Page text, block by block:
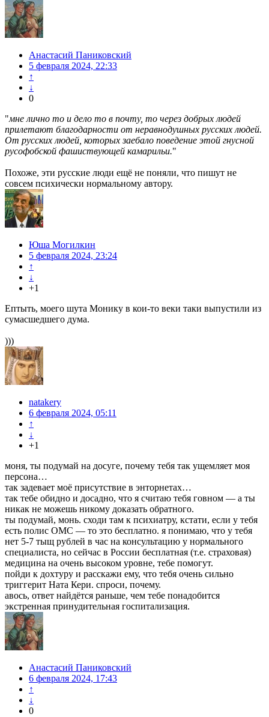
Анастасий Паниковский
5 февраля 2024, 22:33
↑
↓
0
"мне лично то и дело то в почту, то через добрых людей
прилетают благодарности от неравнодушных русских людей.
От русских людей, которых заебало поведение этой гнусной
русофобской фашиствующей камарильи."
Похоже, эти русские люди ещё не поняли, что пишут не
совсем психически нормальному автору.
Юша Могилкин
5 февраля 2024, 23:24
↑
↓
+1
Ептыть, моего шута Монику в кои-то веки таки выпустили из
сумасшедшего дума.
)))
natakery
6 февраля 2024, 05:11
↑
↓
+1
моня, ты подумай на досуге, почему тебя так ущемляет моя
персона…
так задевает моё присутствие в энторнетах…
так тебе обидно и досадно, что я считаю тебя говном — а ты
никак не можешь никому доказать обратного.
ты подумай, монь. сходи там к психиатру, кстати, если у тебя
есть полис ОМС — то это бесплатно. я понимаю, что у тебя
нет 5-7 тыщ рублей в час на консультацию у нормального
специалиста, но сейчас в России бесплатная (т.е. страховая)
медицина на очень высоком уровне, тебе помогут.
пойди к дохтуру и расскажи ему, что тебя очень сильно
триггерит Ната Кери. спроси, почему.
авось, ответ найдётся раньше, чем тебе понадобится
экстренная принудительная госпитализация.
Анастасий Паниковский
6 февраля 2024, 17:43
↑
↓
0